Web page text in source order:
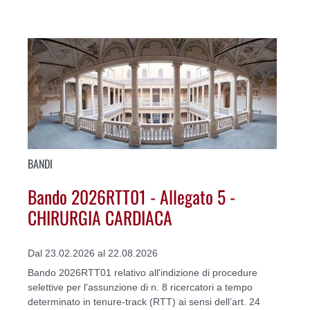
BANDI
Bando 2026RTT01 - Allegato 5 -
CHIRURGIA CARDIACA
Dal 23.02.2026 al 22.08.2026
Bando 2026RTT01 relativo all'indizione di procedure
selettive per l'assunzione di n. 8 ricercatori a tempo
determinato in tenure-track (RTT) ai sensi dell’art. 24